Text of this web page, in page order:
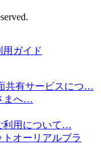
用ガイド
共有サービスにつ…
まへ…
利用について…
トオーリアルブラ